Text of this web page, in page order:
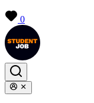
0